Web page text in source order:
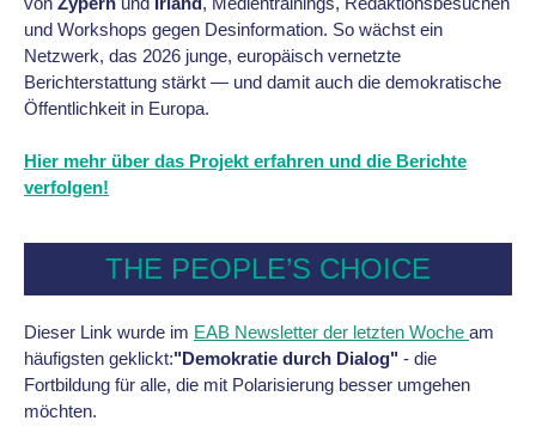
und Workshops gegen Desinformation. So wächst ein
Netzwerk, das 2026 junge, europäisch vernetzte
Berichterstattung stärkt — und damit auch die demokratische
Öffentlichkeit in Europa.
Hier mehr über das Projekt erfahren und die Berichte
verfolgen!
THE PEOPLE’S CHOICE
Dieser Link wurde im EAB Newsletter der letzten Woche am
häufigsten geklickt:"Demokratie durch Dialog" - die
Fortbildung für alle, die mit Polarisierung besser umgehen
möchten.